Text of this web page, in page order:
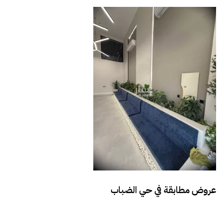
عروض مطابقة فيحي الضباب